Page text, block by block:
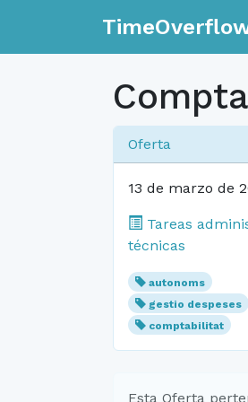
Oferta
13 de marzo de
Tareas
técnicas
autonoms
gestio despeses
comptabilitat
Esta Oferta